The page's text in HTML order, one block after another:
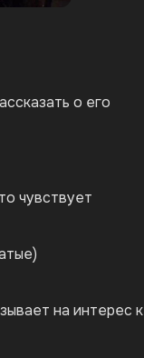
о его
чувствует
на интерес к